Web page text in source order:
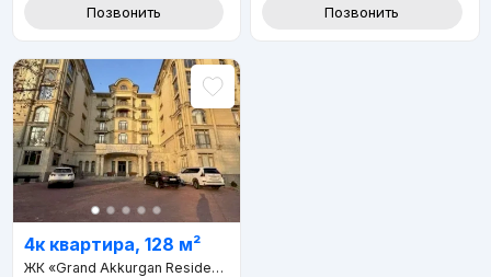
Позвонить Позвонить
4к квартира, 128 м²
ЖК «Grand Akkurgan Resident»